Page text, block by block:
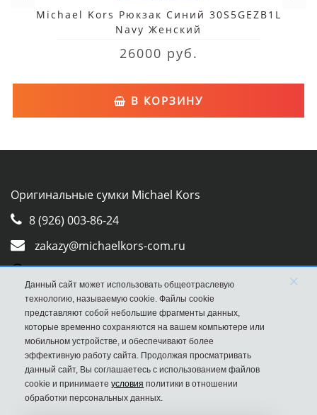
Michael Kors Рюкзак Синий 30S5GEZB1L
Navy Женский
26000 руб.
В КОРЗИНУ
Оригинальные сумки Michael Kors
8 (926) 003-86-24
zakazy@michaelkors-com.ru
Whatsapp
Viber
Данный сайт может использовать общеотраслевую
технологию, называемую cookie. Файлы cookie
представляют собой небольшие фрагменты данных,
которые временно сохраняются на вашем компьютере или
мобильном устройстве, и обеспечивают более
эффективную работу сайта. Продолжая просматривать
данный сайт, Вы соглашаетесь с использованием файлов
cookie и принимаете условия политики в отношении
обработки персональных данных.
×